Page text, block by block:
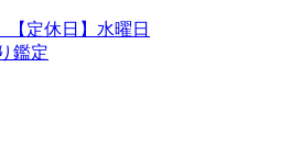
【定休日】水曜日
鑑定